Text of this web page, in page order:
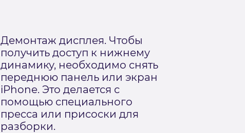
Демонтаж дисплея. Чтобы
получить доступ к нижнему
динамику, необходимо снять
переднюю панель или экран
iPhone. Это делается с
помощью специального
пресса или присоски для
разборки.